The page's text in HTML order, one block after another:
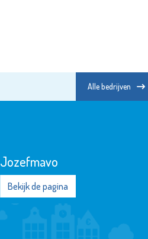
Alle bedrijven
Bibliotheek de Plataan
Bekijk de pagina